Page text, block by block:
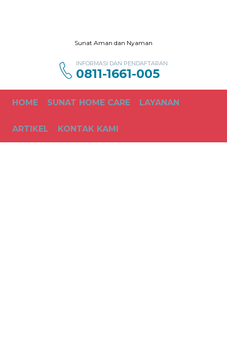
Sunat Aman dan Nyaman
INFORMASI DAN PENDAFTARAN
0811-1661-005
HOME SUNAT HOME CARE LAYANAN
ARTIKEL KONTAK KAMI